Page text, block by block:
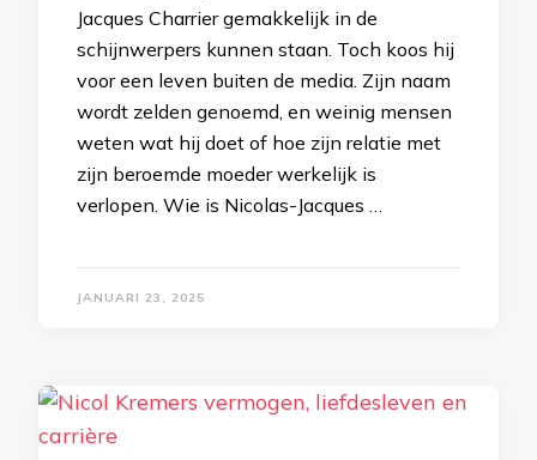
Jacques Charrier gemakkelijk in de
schijnwerpers kunnen staan. Toch koos hij
voor een leven buiten de media. Zijn naam
wordt zelden genoemd, en weinig mensen
weten wat hij doet of hoe zijn relatie met
zijn beroemde moeder werkelijk is
verlopen. Wie is Nicolas-Jacques …
JANUARI 23, 2025